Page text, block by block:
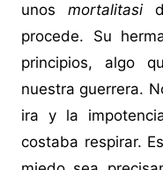
unosmortalitasi
procede. Su
principios, algo
nuestra guerrera.
ira y la
costaba respirar.